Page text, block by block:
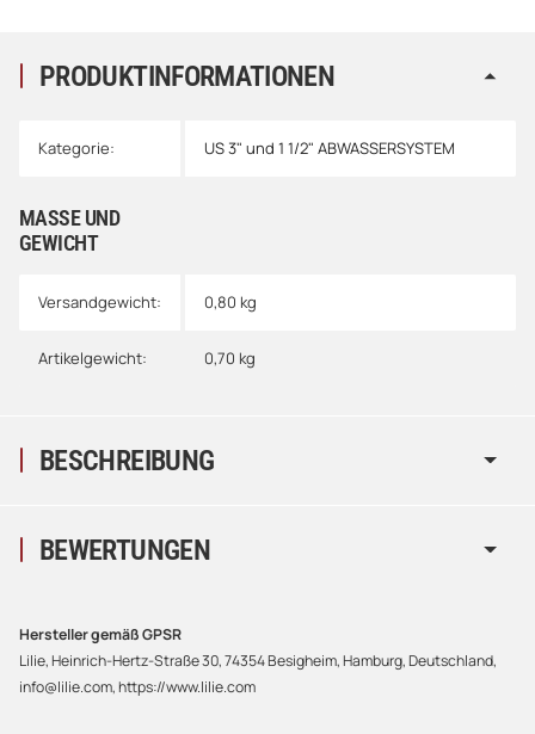
PRODUKTINFORMATIONEN
Kategorie: US 3" und 1 1/2" ABWASSERSYSTEM
MASSE UND G
EWICHT
Versandgewicht: 0,80 kg
Artikelgewicht: 0,70 kg
BESCHREIBUNG
BEWERTUNGEN
Hersteller gemäß GPSR
Lilie, Heinrich-Hertz-Straße 30, 74354 Besigheim, Hamburg, Deutschland,
info@lilie.com, https://www.lilie.com